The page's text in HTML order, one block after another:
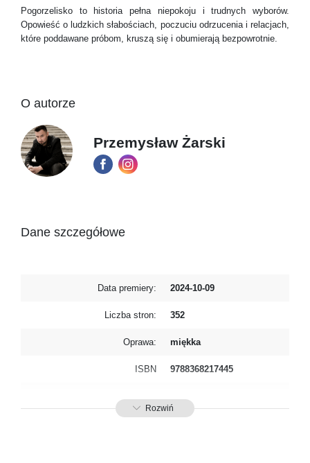
Pogorzelisko to historia pełna niepokoju i trudnych wyborów.
Opowieść o ludzkich słabościach, poczuciu odrzucenia i relacjach,
które poddawane próbom, kruszą się i obumierają bezpowrotnie.
O autorze
Przemysław Żarski
Dane szczegółowe
Data premiery: 2024-10-09
Liczba stron: 352
Oprawa: miękka
ISBN 9788368217445
Rozwiń